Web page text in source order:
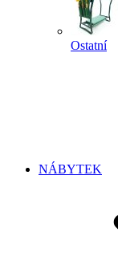
Ostatní
NÁBYTEK